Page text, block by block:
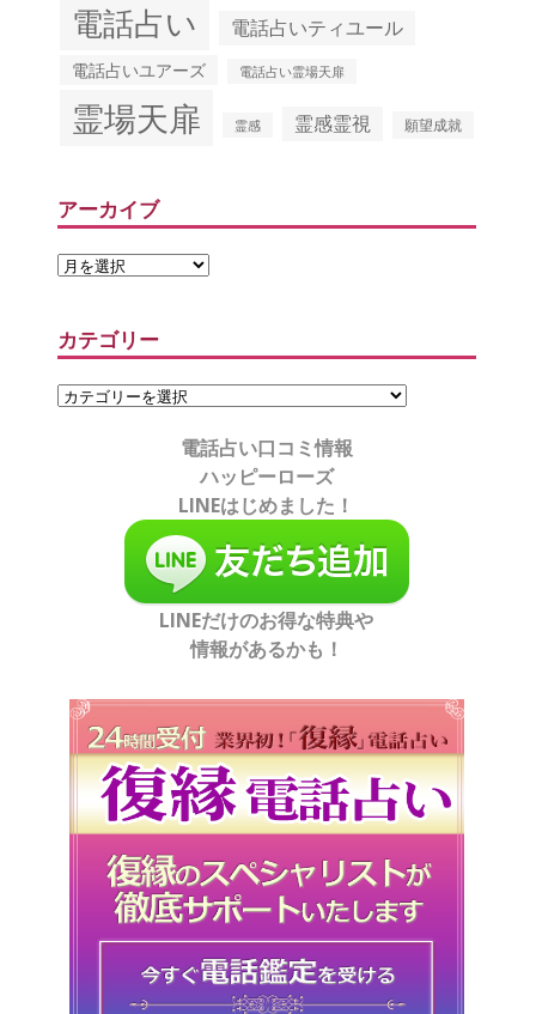
電話占い 電話占いティユール
電話占いユアーズ 電話占い霊場天扉
霊場天扉 霊感 霊感霊視 願望成就
アーカイブ
カテゴリー
電話占い口コミ情報
ハッピーローズ
LINEはじめました！
LINEだけのお得な特典や
情報があるかも！